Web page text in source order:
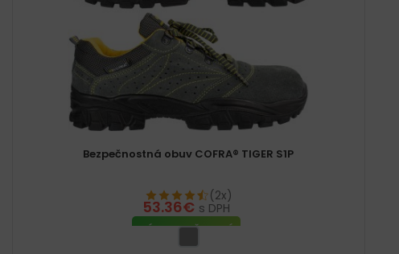
Bezpečnostná obuv COFRA® TIGER S1P
(2x)
53.36€ s DPH
VÝBER MOŽNOSTÍ